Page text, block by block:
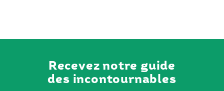
Recevez notre guide
des incontournables